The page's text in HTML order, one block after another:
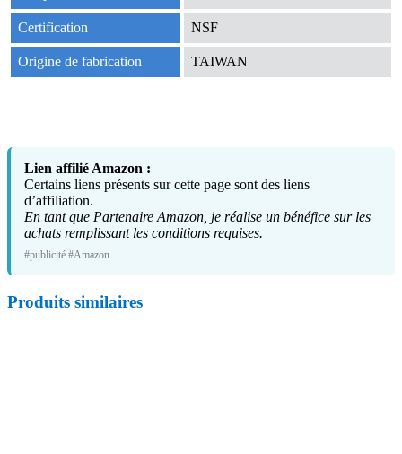
Certification NSF
Origine de fabrication TAIWAN
Lien affilié Amazon :
Certains liens présents sur cette page sont des liens
d’affiliation.
En tant que Partenaire Amazon, je réalise un bénéfice sur les
achats remplissant les conditions requises.
#publicité #Amazon
Produits similaires